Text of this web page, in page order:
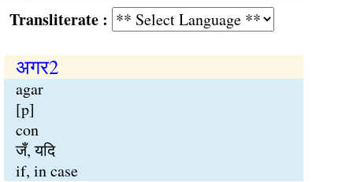
:
अगर2
agar
[p]
con
जँ, यदि
if, in case